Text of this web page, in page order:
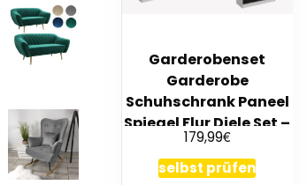
Garderobenset
Garderobe
Schuhschrank Paneel
Spiegel Flur Diele Set –
Vaasa 2
179,99€
selbst prüfen